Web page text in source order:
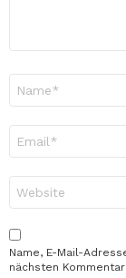
Mail-
Adresse
*
Name, E-Mail-
nächsten